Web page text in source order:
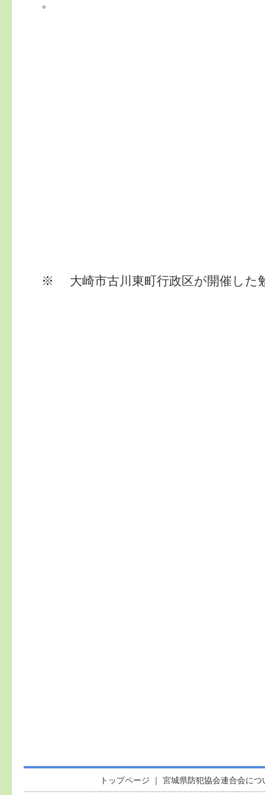
※ 大崎市古川東町行政区が開催した
トップページ ｜ 宮城県防犯協会連合会につ